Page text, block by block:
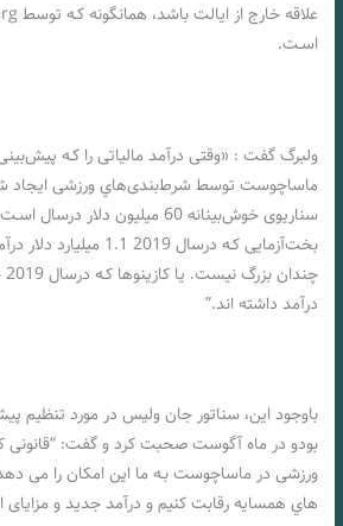
اسـت.
ولبرگ گفت : «وقتی درآمد مالیاتی را کـه
ماساچوست توسط شرط‌بندی‌هاي‌ ورزشی ایجاد
سناریوی خوش‌بینانه 60 میلیون دلار
بخت‌آزمایی کـه درسال 2019
درآمد داشته اند.”
باوجود این، سناتور جان ولیس در مورد تنظیم
بودو در ماه آگوست صحبت کرد و گفت:
ورزشی در ماساچوست بـه ما این امکان را می
هاي‌ همسایه رقابت کنیم و درآمد جدید و مزایای